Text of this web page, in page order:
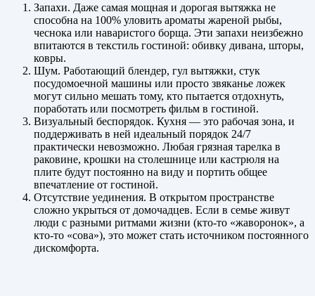
Запахи. Даже самая мощная и дорогая вытяжка не
способна на 100% уловить ароматы жареной рыбы,
чеснока или наваристого борща. Эти запахи неизбежно
впитаются в текстиль гостиной: обивку дивана, шторы,
ковры.
Шум. Работающий блендер, гул вытяжки, стук
посудомоечной машины или просто звяканье ложек
могут сильно мешать тому, кто пытается отдохнуть,
поработать или посмотреть фильм в гостиной.
Визуальный беспорядок. Кухня — это рабочая зона, и
поддерживать в ней идеальный порядок 24/7
практически невозможно. Любая грязная тарелка в
раковине, крошки на столешнице или кастрюля на
плите будут постоянно на виду и портить общее
впечатление от гостиной.
Отсутствие уединения. В открытом пространстве
сложно укрыться от домочадцев. Если в семье живут
люди с разными ритмами жизни (кто-то «жаворонок», а
кто-то «сова»), это может стать источником постоянного
дискомфорта.